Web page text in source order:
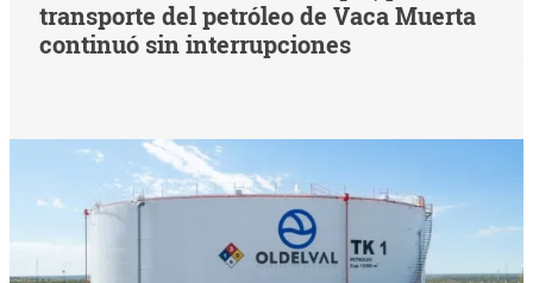
transporte del petróleo de Vaca Muerta
continuó sin interrupciones